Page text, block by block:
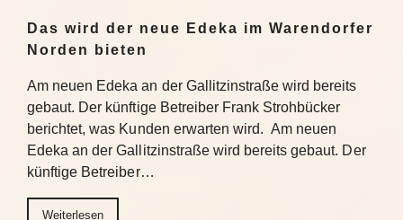
Das wird der neue Edeka im Warendorfer
Norden bieten
Am neuen Edeka an der Gallitzinstraße wird bereits
gebaut. Der künftige Betreiber Frank Strohbücker
berichtet, was Kunden erwarten wird. Am neuen
Edeka an der Gallitzinstraße wird bereits gebaut. Der
künftige Betreiber…
Weiterlesen